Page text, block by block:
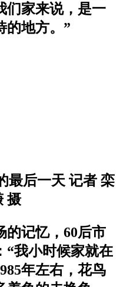
们家来说，是一
的地方。”
最后一天 记者 栾
摄
的记忆，60后市
“我小时候家就在
年左右，花鸟